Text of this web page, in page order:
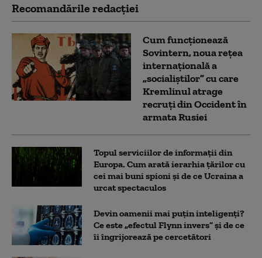
Recomandările redacţiei
Cum funcționează
Sovintern, noua rețea
internațională a
„socialiștilor” cu care
Kremlinul atrage
recruți din Occident în
armata Rusiei
Topul serviciilor de informații din
Europa. Cum arată ierarhia țărilor cu
cei mai buni spioni și de ce Ucraina a
urcat spectaculos
Devin oamenii mai puțin inteligenți?
Ce este „efectul Flynn invers” și de ce
îi îngrijorează pe cercetători